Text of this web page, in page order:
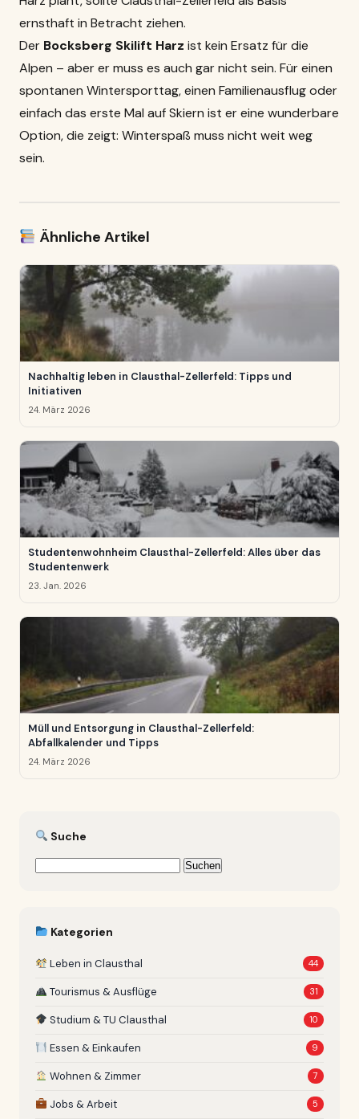
ernsthaft in Betracht ziehen.
Der Bocksberg Skilift Harz ist kein Ersatz für die
Alpen – aber er muss es auch gar nicht sein. Für einen
spontanen Wintersporttag, einen Familienausflug oder
einfach das erste Mal auf Skiern ist er eine wunderbare
Option, die zeigt: Winterspaß muss nicht weit weg
sein.
Ähnliche Artikel
Nachhaltig leben in Clausthal-Zellerfeld: Tipps und
Initiativen
24. März 2026
Studentenwohnheim Clausthal-Zellerfeld: Alles über das
Studentenwerk
23. Jan. 2026
Müll und Entsorgung in Clausthal-Zellerfeld:
Abfallkalender und Tipps
24. März 2026
Suche
Suchen
Kategorien
Leben in Clausthal 44
Tourismus & Ausflüge 31
Studium & TU Clausthal 10
Essen & Einkaufen 9
Wohnen & Zimmer 7
Jobs & Arbeit 5